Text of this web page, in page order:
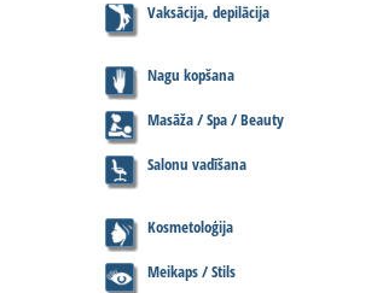
Vaksācija, depilācija
Nagu kopšana
Masāža / Spa / Beauty
Salonu vadīšana
Kosmetoloģija
Meikaps / Stils